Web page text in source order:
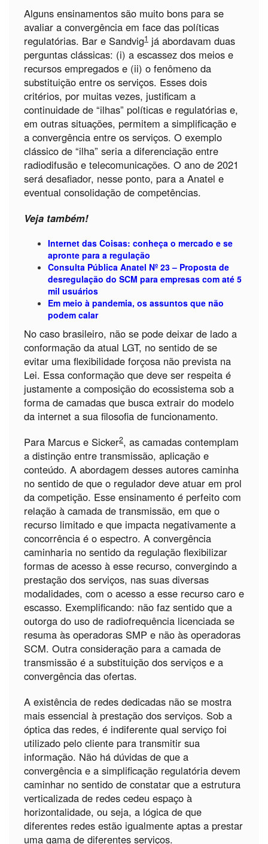
Alguns ensinamentos são muito bons para se
avaliar a convergência em face das políticas
regulatórias. Bar e Sandvig1 já abordavam duas
perguntas clássicas: (i) a escassez dos meios e
recursos empregados e (ii) o fenômeno da
substituição entre os serviços. Esses dois
critérios, por muitas vezes, justificam a
continuidade de “ilhas” políticas e regulatórias e,
em outras situações, permitem a simplificação e
a convergência entre os serviços. O exemplo
clássico de “ilha” seria a diferenciação entre
radiodifusão e telecomunicações. O ano de 2021
será desafiador, nesse ponto, para a Anatel e
eventual consolidação de competências.
Veja também!
Internet das Coisas: conheça o mercado e se
apronte para a regulação
Consulta Pública Anatel Nº 23 – Proposta de
desregulação do SCM para empresas com até 5
mil usuários
Em meio à pandemia, os assuntos que não
podem calar
No caso brasileiro, não se pode deixar de lado a
conformação da atual LGT, no sentido de se
evitar uma flexibilidade forçosa não prevista na
Lei. Essa conformação que deve ser respeita é
justamente a composição do ecossistema sob a
forma de camadas que busca extrair do modelo
da internet a sua filosofia de funcionamento.
Para Marcus e Sicker2, as camadas contemplam
a distinção entre transmissão, aplicação e
conteúdo. A abordagem desses autores caminha
no sentido de que o regulador deve atuar em prol
da competição. Esse ensinamento é perfeito com
relação à camada de transmissão, em que o
recurso limitado e que impacta negativamente a
concorrência é o espectro. A convergência
caminharia no sentido da regulação flexibilizar
formas de acesso à esse recurso, convergindo a
prestação dos serviços, nas suas diversas
modalidades, com o acesso a esse recurso caro e
escasso. Exemplificando: não faz sentido que a
outorga do uso de radiofrequência licenciada se
resuma às operadoras SMP e não às operadoras
SCM. Outra consideração para a camada de
transmissão é a substituição dos serviços e a
convergência das ofertas.
A existência de redes dedicadas não se mostra
mais essencial à prestação dos serviços. Sob a
óptica das redes, é indiferente qual serviço foi
utilizado pelo cliente para transmitir sua
informação. Não há dúvidas de que a
convergência e a simplificação regulatória devem
caminhar no sentido de constatar que a estrutura
verticalizada de redes cedeu espaço à
horizontalidade, ou seja, a lógica de que
diferentes redes estão igualmente aptas a prestar
uma gama de diferentes serviços.